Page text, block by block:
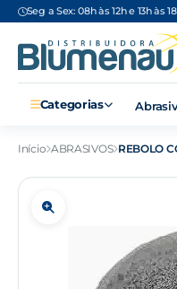
Seg a Sex: 08h às 12h e 13h às
Categorias
Início ABRASIVOS REBOLO